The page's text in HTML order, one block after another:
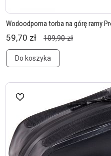
Wodoodporna torba na górę ramy
59,70 zł 109,90 zł
Do koszyka